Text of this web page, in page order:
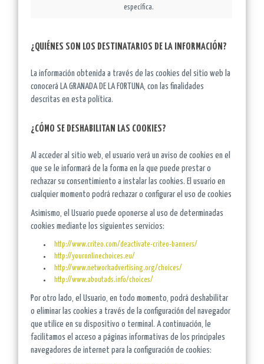
específica.
¿QUIÉNES SON LOS DESTINATARIOS DE LA INFORMACIÓN?
La información obtenida a través de las cookies del sitio web la
conocerá LA GRANADA DE LA FORTUNA, con las finalidades
descritas en esta política.
¿CÓMO SE DESHABILITAN LAS COOKIES?
Al acceder al sitio web, el usuario verá un aviso de cookies en el
que se le informará de la forma en la que puede prestar o
rechazar su consentimiento a instalar las cookies. El usuario en
cualquier momento podrá rechazar o configurar el uso de cookies
Asimismo, el Usuario puede oponerse al uso de determinadas
cookies mediante los siguientes servicios:
http://www.criteo.com/deactivate-criteo-banners/
http://youronlinechoices.eu/
http://www.networkadvertising.org/choices/
http://www.aboutads.info/choices/
Por otro lado, el Usuario, en todo momento, podrá deshabilitar
o eliminar las cookies a través de la configuración del navegador
que utilice en su dispositivo o terminal. A continuación, le
facilitamos el acceso a páginas informativas de los principales
navegadores de internet para la configuración de cookies: